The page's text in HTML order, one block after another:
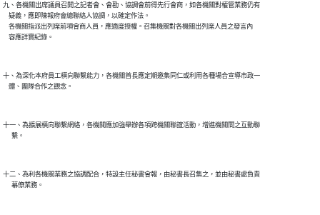
九、各機關出席議員召開之記者會、會勘、協調會前得先行會商，如各機關對權管業務仍有
    疑義，應即陳報府會總聯絡人協調，以確定作法。
    各機關指派出列席前項會商人員，應適度授權。召集機關對各機關出列席人員之發言內
十、為深化本府員工橫向聯繫能力，各機關首長應定期邀集同仁或利用各種場合宣導市政一
十一、為擴展橫向聯繫網絡，各機關應加強舉辦各項跨機關聯誼活動，增進機關間之互動聯
十二、為利各機關業務之協調配合，特設主任秘書會報，由秘書長召集之，並由秘書處負責